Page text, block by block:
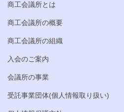
商工会議所とは
商工会議所の概要
商工会議所の組織
入会のご案内
会議所の事業
受託事業団体(個人情報取り扱い)